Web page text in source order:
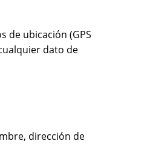
de ubicación (GPS
dato de
dirección de